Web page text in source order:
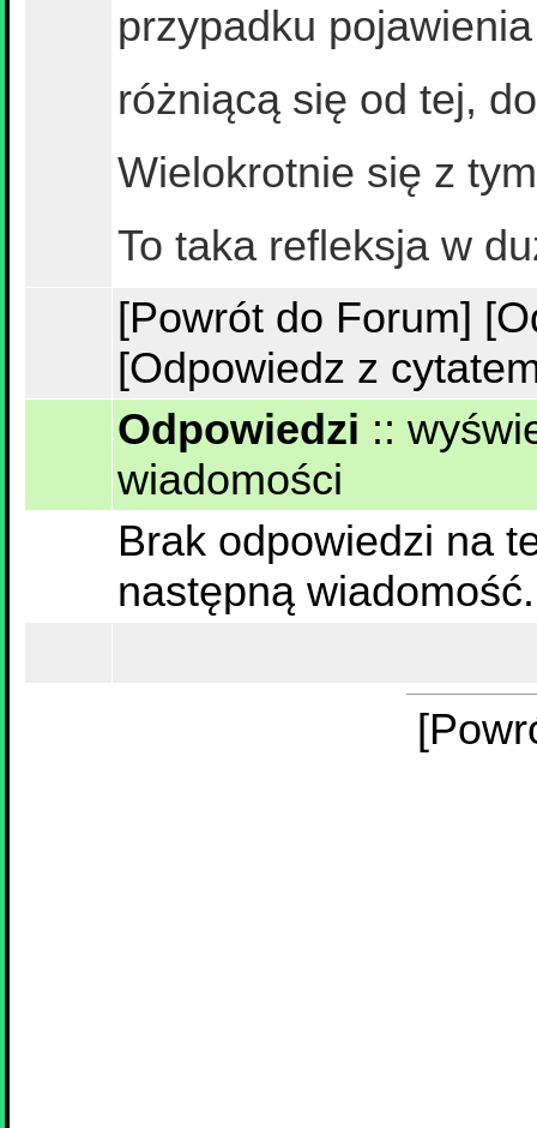
przypadku
różniącą się od tej,
Wielokrotnie się z
To taka refleksja w
[Powrót do Forum]
[Odpowiedz z
Odpowiedzi ::
wiadomości
Brak odpowiedzi na
następną wiadomość.